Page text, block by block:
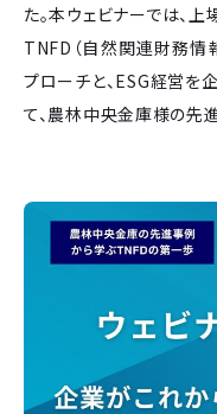
た。本ウェビナーでは、
TNFD（自然関連財務情
プローチと、ESG経営を
て、農林中央金庫様の先